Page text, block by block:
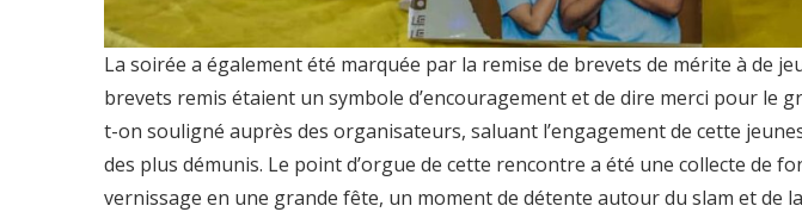
La soirée a également été marquée par la remise de brevets de mérite à de
brevets remis étaient un symbole d’encouragement et de dire merci pour le
t-on souligné auprès des organisateurs, saluant l’engagement de cette
des plus démunis. Le point d’orgue de cette rencontre a été une collecte de
vernissage en une grande fête, un moment de détente autour du slam et de